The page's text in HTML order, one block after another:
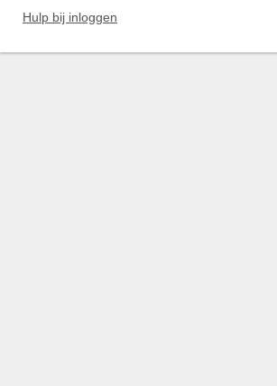
Hulp bij inloggen